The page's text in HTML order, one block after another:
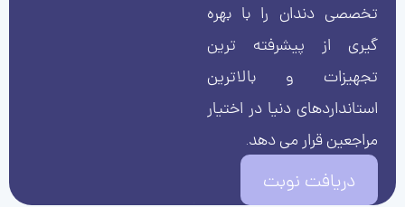
تخصصی دندان را با بهره
گیری از پیشرفته ترین
تجهیزات و بالاترین
استانداردهای دنیا در اختیار
مراجعین قرار می دهد.
دریافت نوبت